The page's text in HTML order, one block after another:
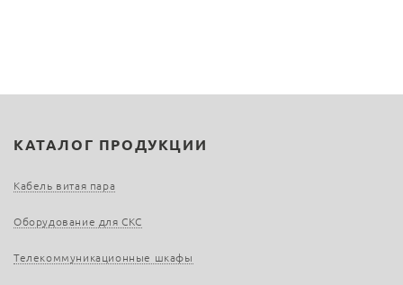
КАТАЛОГ ПРОДУКЦИИ
Кабель витая пара
Оборудование для СКС
Телекоммуникационные шкафы